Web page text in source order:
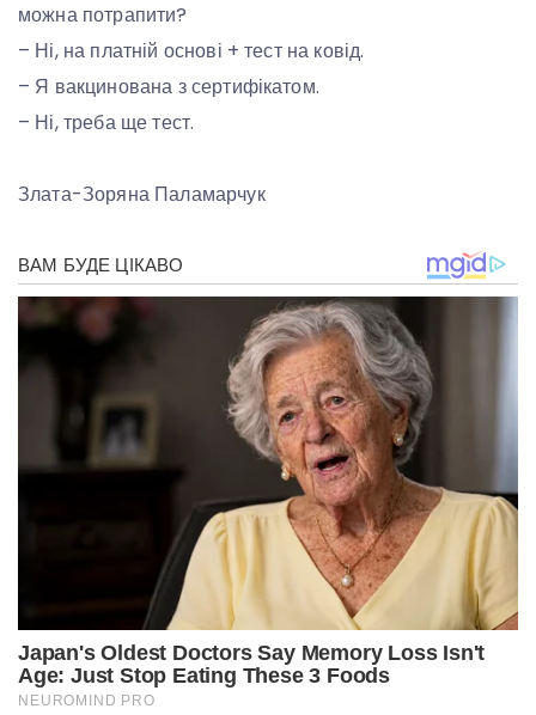
можна потрапити?
– Ні, на платній основі + тест на ковід.
– Я вакцинована з сертифікатом.
– Ні, треба ще тест.
Злата-Зоряна Паламарчук